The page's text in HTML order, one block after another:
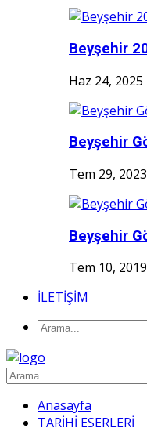
Beyşehir
Haz 24, 2025
Beyşehir
Tem 29, 2023
Beyşehir
Tem 10, 2019
İLETİŞİM
Anasayfa
TARİHİ ESERLERİ